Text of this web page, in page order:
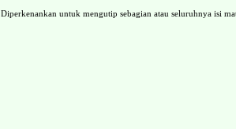
Diperkenankan untuk mengutip sebagian atau seluruhnya isi